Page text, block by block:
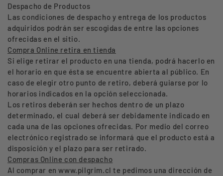
Despacho de Productos
Las condiciones de despacho y entrega de los productos
adquiridos podrán ser escogidas de entre las opciones
ofrecidas en el sitio.
Compra Online retira en tienda
Si elige retirar el producto en una tienda, podrá hacerlo en
el horario en que ésta se encuentre abierta al público. En
caso de elegir otro punto de retiro, deberá guiarse por lo
horarios indicados en la opción seleccionada.
Los retiros deberán ser hechos dentro de un plazo
determinado, el cual deberá ser debidamente indicado en
cada una de las opciones ofrecidas. Por medio del correo
electrónico registrado se informará que el producto está a
disposición y el plazo para ser retirado.
Compras Online con despacho
Al comprar en www.pilgrim.cl te pedimos una dirección de